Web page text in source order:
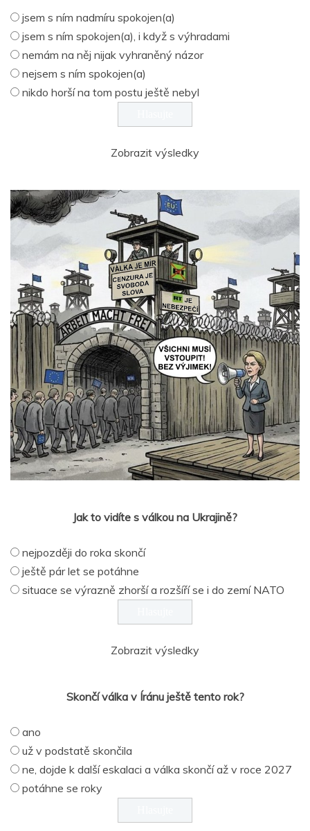
jsem s ním nadmíru spokojen(a)
jsem s ním spokojen(a), i když s výhradami
nemám na něj nijak vyhraněný názor
nejsem s ním spokojen(a)
nikdo horší na tom postu ještě nebyl
Zobrazit výsledky
Jak to vidíte s válkou na Ukrajině?
nejpozději do roka skončí
ještě pár let se potáhne
situace se výrazně zhorší a rozšíří se i do zemí NATO
Zobrazit výsledky
Skončí válka v Íránu ještě tento rok?
ano
už v podstatě skončila
ne, dojde k další eskalaci a válka skončí až v roce 2027
potáhne se roky